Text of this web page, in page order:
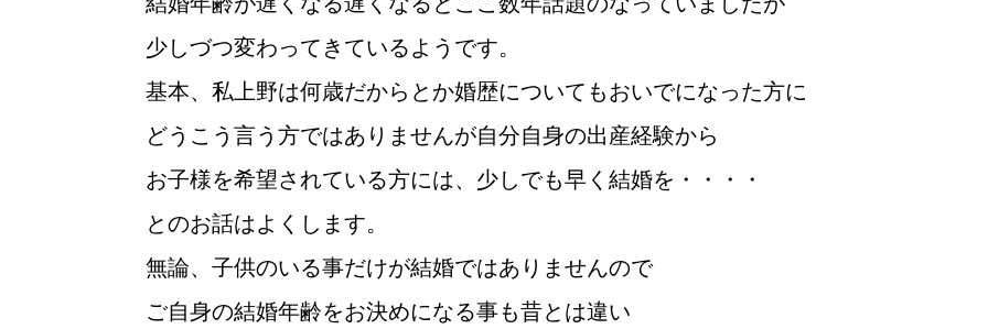
ウィッシュブログ
少しづつ変わってきているようです。
基本、私上野は何歳だからとか婚歴についてもおいでになった方に
どうこう言う方ではありませんが自分自身の出産経験から
お子様を希望されている方には、少しでも早く結婚を・・・・
とのお話はよくします。
無論、子供のいる事だけが結婚ではありませんので
ご自身の結婚年齢をお決めになる事も昔とは違い